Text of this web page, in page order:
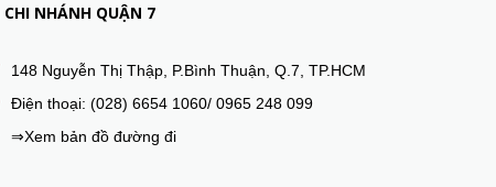
CHI NHÁNH QUẬN 7
148 Nguyễn Thị Thập, P.Bình Thuận, Q.7, TP.HCM
Điện thoại: (028) 6654 1060/ 0965 248 099
⇒Xem bản đồ đường đi